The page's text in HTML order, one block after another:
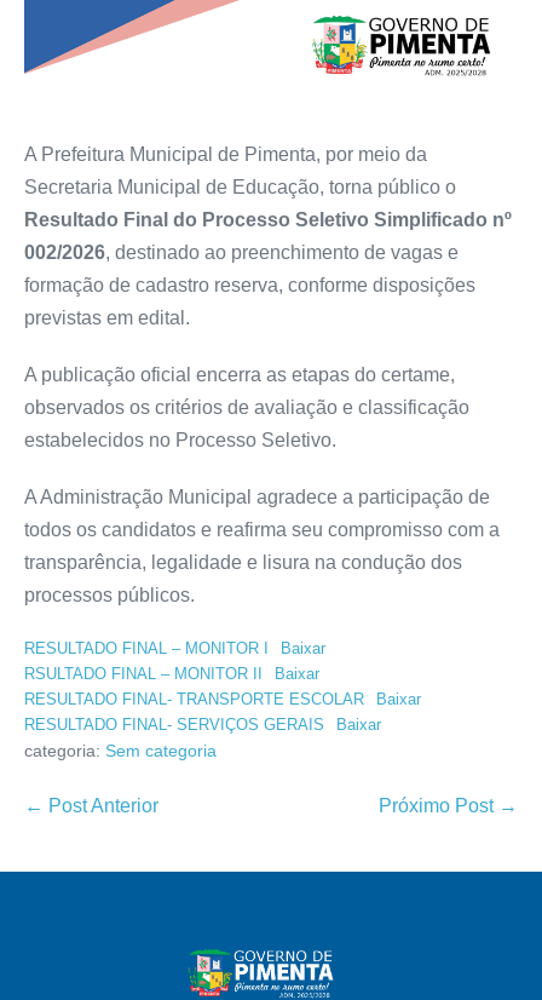
A Prefeitura Municipal de Pimenta, por meio da
Secretaria Municipal de Educação, torna público o
Resultado Final do Processo Seletivo Simplificado nº
002/2026, destinado ao preenchimento de vagas e
formação de cadastro reserva, conforme disposições
previstas em edital.
A publicação oficial encerra as etapas do certame,
observados os critérios de avaliação e classificação
estabelecidos no Processo Seletivo.
A Administração Municipal agradece a participação de
todos os candidatos e reafirma seu compromisso com a
transparência, legalidade e lisura na condução dos
processos públicos.
RESULTADO FINAL – MONITOR I
Baixar
RSULTADO FINAL – MONITOR II
Baixar
RESULTADO FINAL- TRANSPORTE ESCOLAR
Baixar
RESULTADO FINAL- SERVIÇOS GERAIS
Baixar
categoria: Sem categoria
← Post Anterior Próximo Post →